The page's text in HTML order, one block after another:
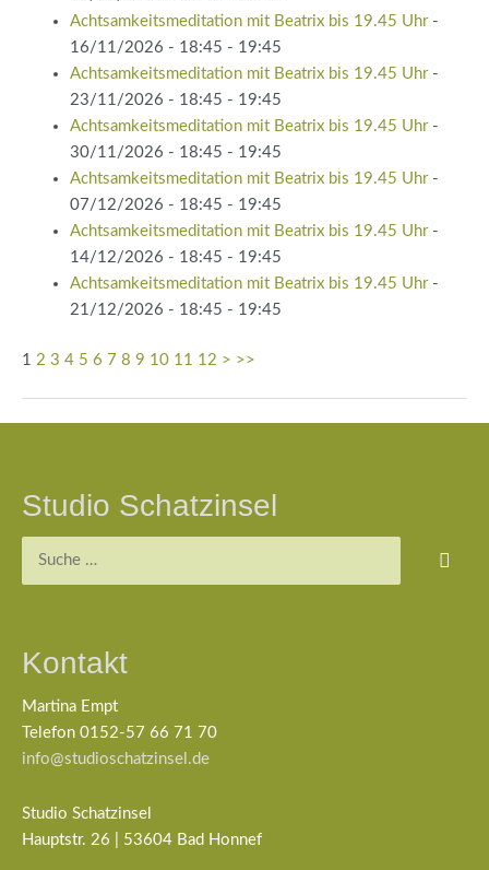
Achtsamkeitsmeditation mit Beatrix bis 19.45 Uhr-
16/11/2026 - 18:45 - 19:45
Achtsamkeitsmeditation mit Beatrix bis 19.45 Uhr-
23/11/2026 - 18:45 - 19:45
Achtsamkeitsmeditation mit Beatrix bis 19.45 Uhr-
30/11/2026 - 18:45 - 19:45
Achtsamkeitsmeditation mit Beatrix bis 19.45 Uhr-
07/12/2026 - 18:45 - 19:45
Achtsamkeitsmeditation mit Beatrix bis 19.45 Uhr-
14/12/2026 - 18:45 - 19:45
Achtsamkeitsmeditation mit Beatrix bis 19.45 Uhr-
21/12/2026 - 18:45 - 19:45
1 2 3 4 5 6 7 8 9 10 11 12 > >>
Studio Schatzinsel
Kontakt
Martina Empt
Telefon 0152-57 66 71 70
info@studioschatzinsel.de
Studio Schatzinsel
Hauptstr. 26 | 53604 Bad Honnef